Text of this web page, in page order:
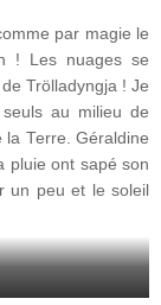
par magie le
! Les nuages se
Trölladyngja ! Je
au milieu de
la Terre. Géraldine
pluie ont sapé son
un peu et le soleil